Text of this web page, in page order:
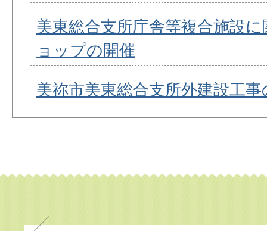
美東総合支所庁舎等複合施設
ョップの開催
美祢市美東総合支所外建設工